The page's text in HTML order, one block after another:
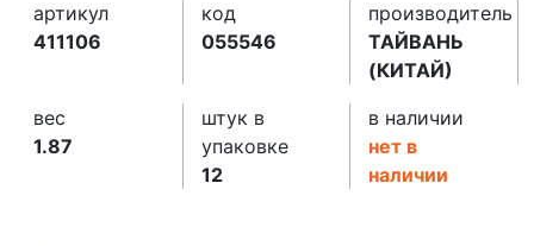
артикул
411106
код
055546
производитель
ТАЙВАНЬ
(КИТАЙ)
вес
1.87
штук в
упаковке
12
в наличии
нет в
наличии